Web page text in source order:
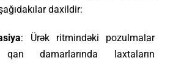
daxildir:
: Ürək ritmindəki pozulmalar
qan damarlarında laxtaların